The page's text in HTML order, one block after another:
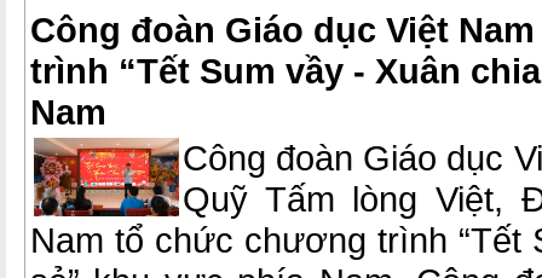
Công đoàn Giáo dục Việt
trình “Tết Sum vầy - Xuân
Nam
Công đoàn Giáo dục
Quỹ Tấm lòng Việt,
Nam tổ chức chương trình “Tết